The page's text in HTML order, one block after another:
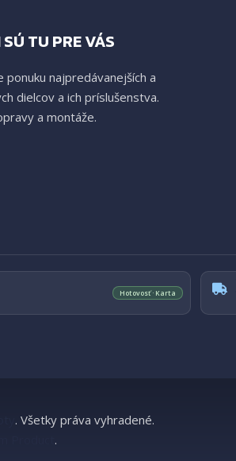
TU PRE VÁS
najpredávanejších a
dielcov a ich príslušenstva.
a montáže.
Hotovosť · Karta
. Všetky práva vyhradené.
.